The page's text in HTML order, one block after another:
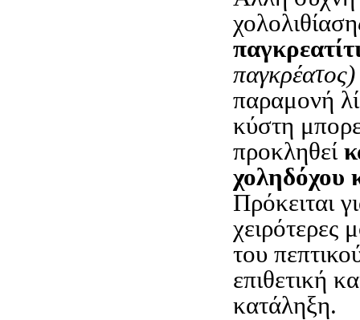
παραμονή
κύστη
προκληθεί
χοληδόχου
Πρόκειται
χειρότερες
του
επιθετική
κατάληξη.